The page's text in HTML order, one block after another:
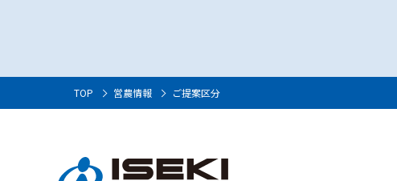
TOP 営農情報 ご提案区分